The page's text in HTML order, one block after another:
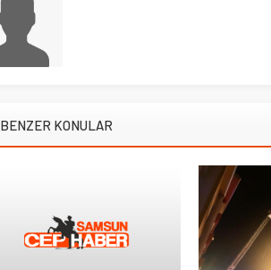
BENZER KONULAR